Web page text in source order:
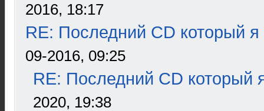
2016, 18:17
RE: Последний CD который я
09-2016, 09:25
RE: Последний CD который
2020, 19:38